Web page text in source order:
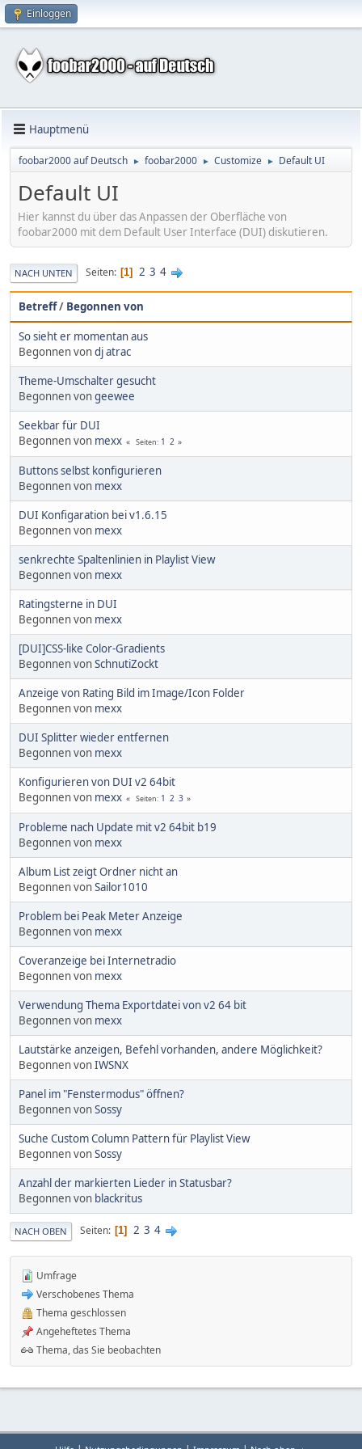
Einloggen
Hauptmenü
foobar2000 auf Deutsch ► foobar2000 ► Customize ► Default UI
Default UI
Hier kannst du über das Anpassen der Oberfläche von
foobar2000 mit dem Default User Interface (DUI) diskutieren.
NACH UNTEN Seiten 1 2 3 4
Betreff/ Begonnen von
So sieht er momentan aus
Begonnen vondj atrac
Theme-Umschalter gesucht
Begonnen vongeewee
Seekbar für DUI
Begonnen von mexx Seiten 1 2
Buttons selbst konfigurieren
Begonnen von mexx
DUI Konfigaration bei v1.6.15
Begonnen von mexx
senkrechte Spaltenlinien in Playlist View
Begonnen von mexx
Ratingsterne in DUI
Begonnen von mexx
[DUI]CSS-like Color-Gradients
Begonnen vonSchnutiZockt
Anzeige von Rating Bild im Image/Icon Folder
Begonnen von mexx
DUI Splitter wieder entfernen
Begonnen von mexx
Konfigurieren von DUI v2 64bit
Begonnen von mexx Seiten 1 2 3
Probleme nach Update mit v2 64bit b19
Begonnen von mexx
Album List zeigt Ordner nicht an
Begonnen vonSailor1010
Problem bei Peak Meter Anzeige
Begonnen von mexx
Coveranzeige bei Internetradio
Begonnen von mexx
Verwendung Thema Exportdatei von v2 64 bit
Begonnen von mexx
Lautstärke anzeigen, Befehl vorhanden, andere Möglichkeit?
Begonnen vonIWSNX
Panel im "Fenstermodus" öffnen?
Begonnen vonSossy
Suche Custom Column Pattern für Playlist View
Begonnen vonSossy
Anzahl der markierten Lieder in Statusbar?
Begonnen von blackritus
NACH OBEN Seiten 1 2 3 4
Umfrage
Verschobenes Thema
Thema geschlossen
Angeheftetes Thema
Thema, das Sie beobachten